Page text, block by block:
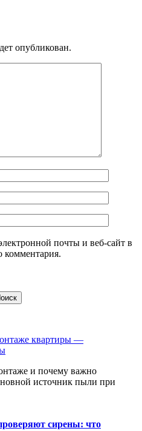
опубликован.
почты и веб-сайт в
комментария.
квартиры —
и почему важно
источник пыли при
сирены: что